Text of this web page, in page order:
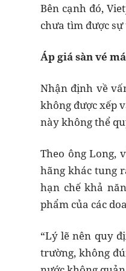
Bên cạnh đó,
chưa tìm được
Áp giá sàn vé
Nhận định về
không được xếp
này không thể
Theo ông Long,
hãng khác tung
hạn chế khả
phẩm của các
“Lý lẽ nên quy
trường, không